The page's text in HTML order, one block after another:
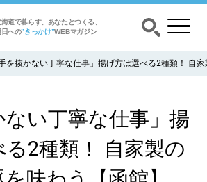
道で暮らす、あなたとつくる、
日への”きっかけ”WEBマガジン
リー
手を抜かない丁寧な仕事」揚げ方は選べる2種類！ 自
ない丁寧な仕事」揚
2種類！ 自家製の